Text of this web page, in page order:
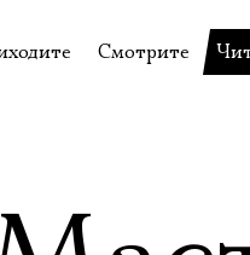
для инвалидов
Смотрите